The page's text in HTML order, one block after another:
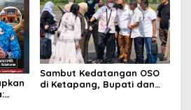
Sambut Kedatangan OSO
di Ketapang, Bupati dan